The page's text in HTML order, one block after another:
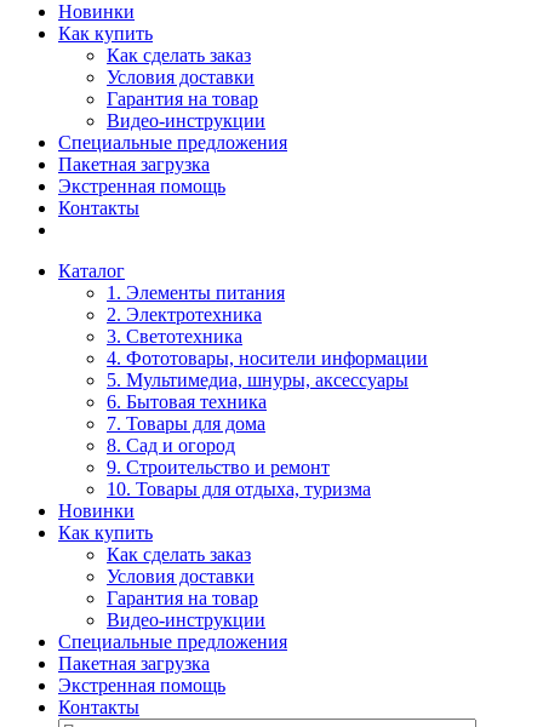
Новинки
Как купить
Как сделать заказ
Условия доставки
Гарантия на товар
Видео-инструкции
Специальные предложения
Пакетная загрузка
Экстренная помощь
Контакты
Каталог
1. Элементы питания
2. Электротехника
3. Светотехника
4. Фототовары, носители информации
5. Мультимедиа, шнуры, аксессуары
6. Бытовая техника
7. Товары для дома
8. Сад и огород
9. Строительство и ремонт
10. Товары для отдыха, туризма
Новинки
Как купить
Как сделать заказ
Условия доставки
Гарантия на товар
Видео-инструкции
Специальные предложения
Пакетная загрузка
Экстренная помощь
Контакты